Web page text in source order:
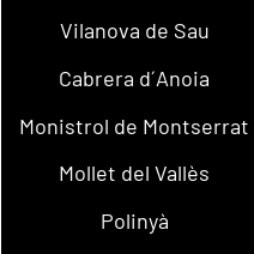
Vilanova de Sau
Cabrera d´Anoia
Monistrol de Montserrat
Mollet del Vallès
Polinyà